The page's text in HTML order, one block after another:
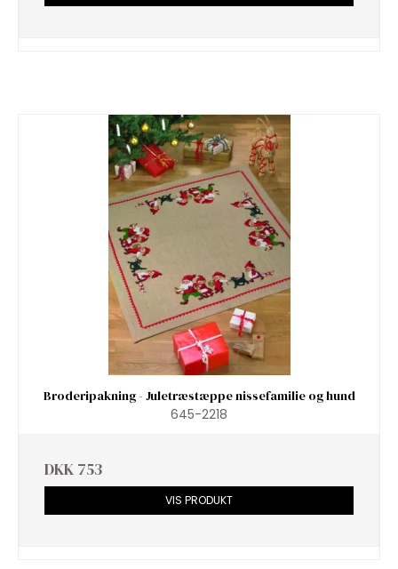
Broderipakning - Juletræstæppe nissefamilie og hund
645-2218
DKK 753
VIS PRODUKT